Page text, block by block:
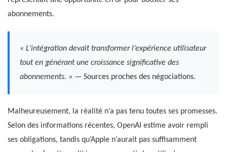
abonnements.
« L’intégration devait transformer l’expérience utilisateur
tout en générant une croissance significative des
abonnements. » — Sources proches des négociations.
Malheureusement, la réalité n’a pas tenu toutes ses promesses.
Selon des informations récentes, OpenAI estime avoir rempli
ses obligations, tandis qu’Apple n’aurait pas suffisamment